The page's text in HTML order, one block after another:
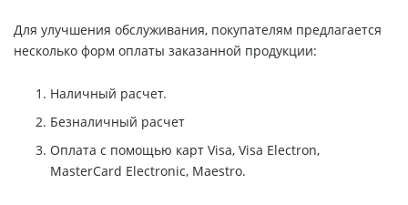
Для улучшения обслуживания, покупателям предлагается
несколько форм оплаты заказанной продукции:
Наличный расчет.
Безналичный расчет
Оплата с помощью карт Visa, Visa Electron,
MasterCard Electronic, Maestro.